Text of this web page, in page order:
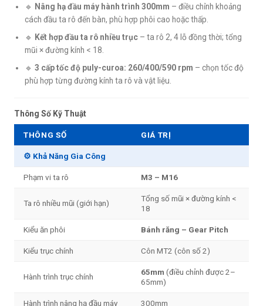
🔹 Nâng hạ đầu máy hành trình 300mm – điều chỉnh khoảng
cách đầu ta rô đến bàn, phù hợp phôi cao hoặc thấp.
🔹 Kết hợp đầu ta rô nhiều trục– ta rô 2, 4 lỗ đồng thời; tổng
mũi × đường kính < 18.
🔹 3 cấp tốc độ puly-curoa: 260/400/590 rpm – chọn tốc độ
phù hợp từng đường kính ta rô và vật liệu.
Thông Số Kỹ Thuật
THÔNG SỐ GIÁ TRỊ
⚙️ Khả Năng Gia Công
Phạm vi ta rô M3 – M16
Ta rô nhiều mũi (giới hạn)
Tổng số mũi × đường kính <
18
Kiểu ăn phôi Bánh răng – Gear Pitch
Kiểu trục chính Côn MT2 (côn số 2)
Hành trình trục chính 65mm (điều chỉnh được 2–
65mm)
Hành trình nâng hạ đầu máy 300mm